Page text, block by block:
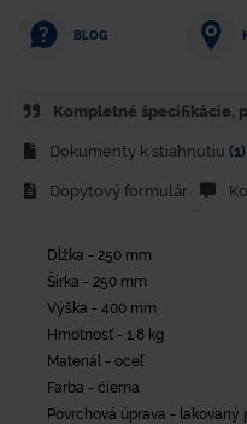
BLOG
Kompletné špecifikácie,
Dokumenty k stiahnutiu (1)
Dopytový formulár
Dĺžka - 250 mm
Šírka - 250 mm
Výška - 400 mm
Hmotnosť - 1,8 kg
Materiál - oceľ
Farba - čierna
Povrchová úprava - lakovaný